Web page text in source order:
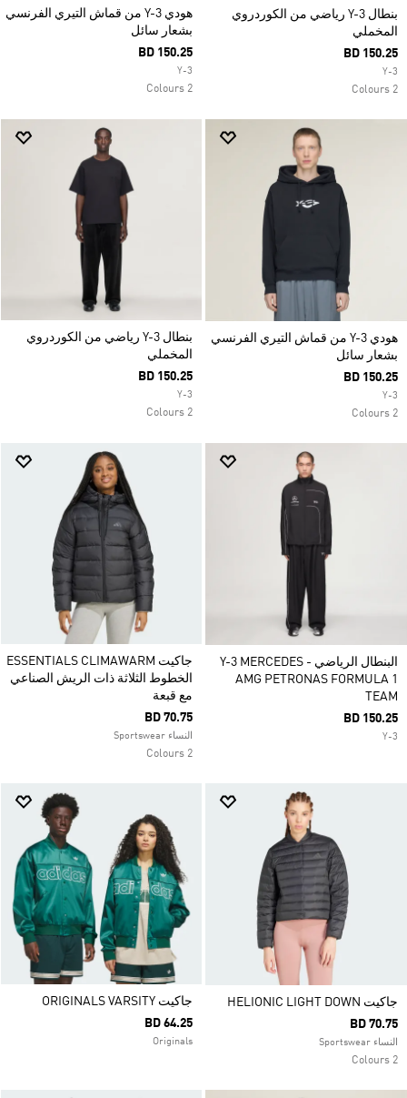
بنطال Y-3 رياضي من الكوردروي
المخملي
BD 150.25
Y-3
2 Colours
هودي Y-3 من قماش التيري الفرنسي
بشعار سائل
BD 150.25
Y-3
2 Colours
هودي Y-3 من قماش التيري الفرنسي
بشعار سائل
BD 150.25
Y-3
2 Colours
بنطال Y-3 رياضي من الكوردروي
المخملي
BD 150.25
Y-3
2 Colours
البنطال الرياضي Y-3 MERCEDES -
AMG PETRONAS FORMULA 1
TEAM
BD 150.25
Y-3
جاكيت ESSENTIALS CLIMAWARM
الخطوط الثلاثة ذات الريش الصناعي
مع قبعة
BD 70.75
النساء Sportswear
2 Colours
جاكيت HELIONIC LIGHT DOWN
BD 70.75
النساء Sportswear
2 Colours
جاكيت ORIGINALS VARSITY
BD 64.25
Originals